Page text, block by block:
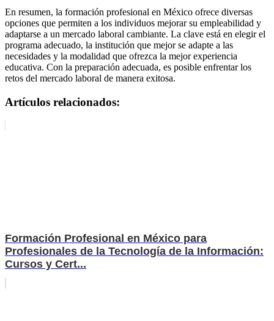
En resumen, la formación profesional en México ofrece diversas
opciones que permiten a los individuos mejorar su empleabilidad y
adaptarse a un mercado laboral cambiante. La clave está en elegir el
programa adecuado, la institución que mejor se adapte a las
necesidades y la modalidad que ofrezca la mejor experiencia
educativa. Con la preparación adecuada, es posible enfrentar los
retos del mercado laboral de manera exitosa.
Artículos relacionados:
Formación Profesional en México para
Profesionales de la Tecnología de la Información:
Cursos y Cert...